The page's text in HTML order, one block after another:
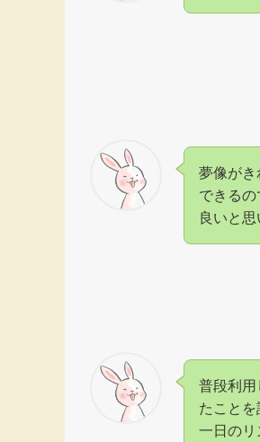
夢像がき
できる
良いと思
普段利用
たこと
一日のリ